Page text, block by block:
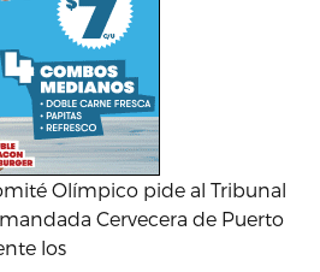
Olímpico pide al Tribunal
Cervecera de Puerto
los